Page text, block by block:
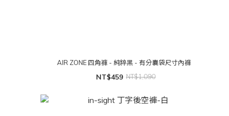
AIR ZONE 四角褲 - 純粹黑 - 有分囊袋尺寸內褲
NT$459 NT$1,090